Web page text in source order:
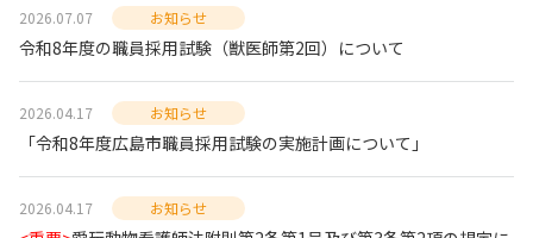
2026.07.07 お知らせ
令和8年度の職員採用試験（獣医師第2回）について
2026.04.17 お知らせ
「令和8年度広島市職員採用試験の実施計画について」
2026.04.17 お知らせ